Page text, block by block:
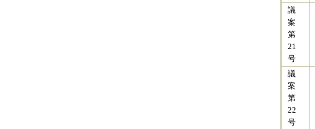
議
案
第
21
号
議
案
第
22
号